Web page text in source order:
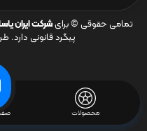
محصولات
تمامی حقوقی © برایشرکت ایران یاسا
پیگرد قانونی دارد.